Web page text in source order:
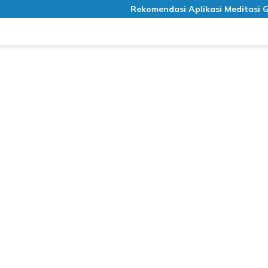
Rekomendasi Aplikasi Meditasi Gratis